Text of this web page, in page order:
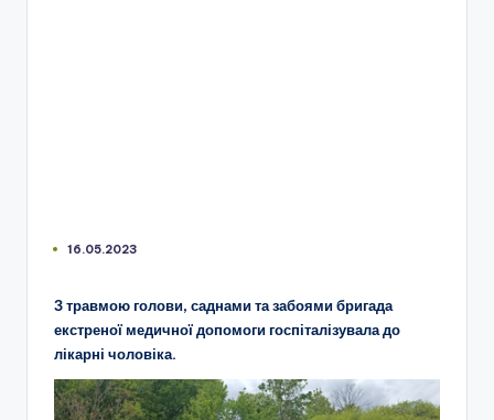
16.05.2023
З травмою голови, саднами та забоями бригада
екстреної медичної допомоги госпіталізувала до
лікарні чоловіка.